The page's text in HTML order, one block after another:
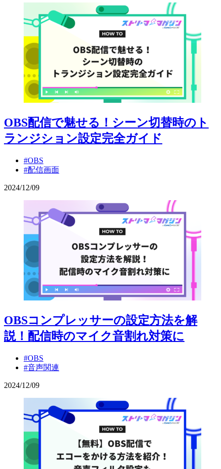
OBS配信で魅せる！シーン切替時のト
ランジション設定完全ガイド
#OBS
#配信画面
2024/12/09
OBSコンプレッサーの設定方法を解
説！配信時のマイク音割れ対策に
#OBS
#音声関連
2024/12/09